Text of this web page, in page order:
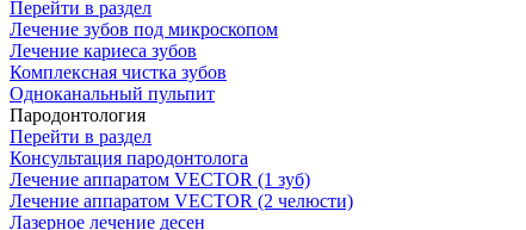
Перейти в раздел
Лечение зубов под микроскопом
Лечение кариеса зубов
Комплексная чистка зубов
Одноканальный пульпит
Пародонтология
Перейти в раздел
Консультация пародонтолога
Лечение аппаратом VECTOR (1 зуб)
Лечение аппаратом VECTOR (2 челюсти)
Лазерное лечение десен